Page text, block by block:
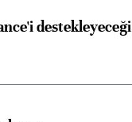
destekleyeceği